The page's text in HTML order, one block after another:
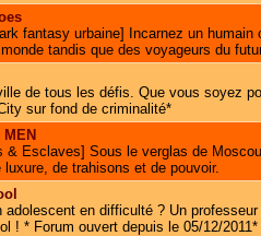
fantasy urbaine] Incarnez un
tandis que des voyageurs du
de tous les défis. Que vous soyez
sur fond de criminalité*
& Esclaves] Sous le verglas de
luxure, de trahisons et de pouvoir.
adolescent en difficulté ? Un
! * Forum ouvert depuis le 05/12/2011*